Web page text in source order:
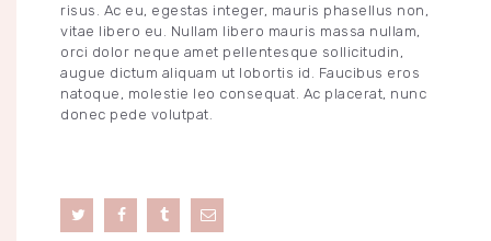
risus. Ac eu, egestas integer, mauris phasellus non,
vitae libero eu. Nullam libero mauris massa nullam,
orci dolor neque amet pellentesque sollicitudin,
augue dictum aliquam ut lobortis id. Faucibus eros
natoque, molestie leo consequat. Ac placerat, nunc
donec pede volutpat.